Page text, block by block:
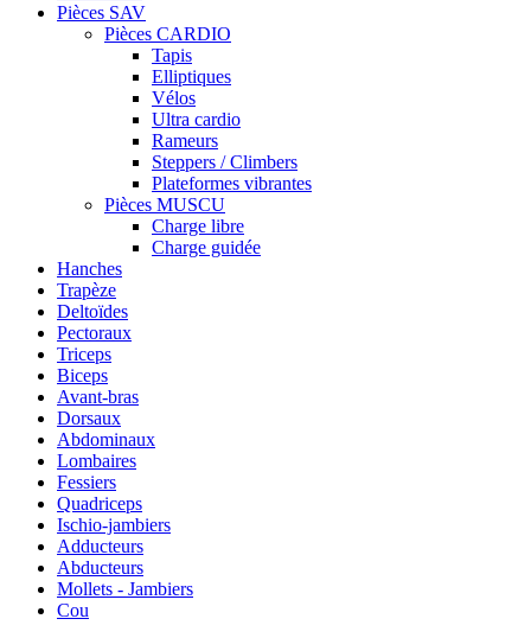
Pièces SAV
Pièces CARDIO
Tapis
Elliptiques
Vélos
Ultra cardio
Rameurs
Steppers / Climbers
Plateformes vibrantes
Pièces MUSCU
Charge libre
Charge guidée
Hanches
Trapèze
Deltoïdes
Pectoraux
Triceps
Biceps
Avant-bras
Dorsaux
Abdominaux
Lombaires
Fessiers
Quadriceps
Ischio-jambiers
Adducteurs
Abducteurs
Mollets - Jambiers
Cou